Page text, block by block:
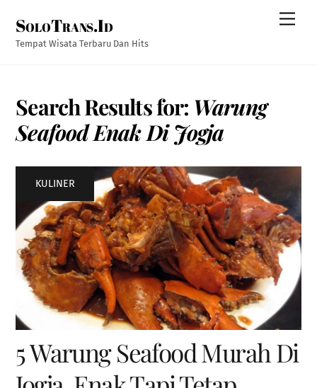
content
SoloTrans.Id
Tempat Wisata Terbaru Dan Hits
Search Results for: Warung
Seafood Enak Di Jogja
5 Warung Seafood Murah Di
KULINER